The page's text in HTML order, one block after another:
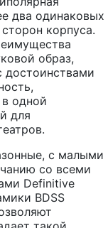
два одинаковых
корпуса.
образ,
достоинствами
одной
для
с малыми
со всеми
Definitive
BDSS